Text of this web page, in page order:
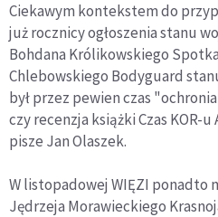
Ciekawym kontekstem do
już rocznicy ogłoszenia stanu
Bohdana Królikowskiego
Chlebowskiego Bodyguard
był przez pewien czas
czy recenzja książki Czas KOR-
pisze Jan Olaszek.
W listopadowej WIĘZI ponadto
Jędrzeja Morawieckiego